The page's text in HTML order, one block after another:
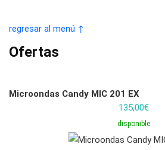
regresar al menú ↑
Ofertas
Microondas Candy MIC 201 EX
135,00€
disponible